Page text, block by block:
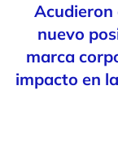
Acudieron
nuevo
marca
impacto en